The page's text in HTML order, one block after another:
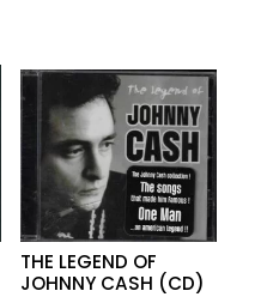
THE LEGEND OF
JOHNNY CASH (CD)